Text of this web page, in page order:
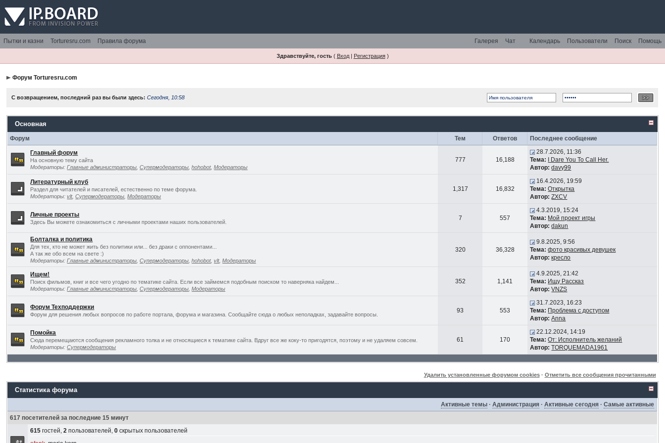
Пытки и казни Torturesru.com Правила форума Помощь
Поиск
Пользователи
Календарь
Чат
Галерея
Здравствуйте, гость( Вход| Регистрация)
Форум Torturesru.com
С возвращением, последний раз вы были здесь:Сегодня, 10:58
Основная
Форум Тем Ответов Последнее сообщение
Главный форум
На основную тему сайта
Модераторы:Главные администраторы ,Супермодераторы ,hohobot,Модераторы
777 16,188
28.7.2026, 11:36
Тема:
I Dare You To Call Her.
Автор: davy99
Литературный клуб
Раздел для читателей и писателей, естественно по теме форума.
Модераторы:vlt,Супермодераторы ,Модераторы
1,317 16,832
16.4.2026, 19:59
Тема: Открытка
Автор: ZXCV
Личные проекты
Здесь Вы можете ознакомиться с личными проектами наших пользователей.
7 557
4.3.2019, 15:24
Тема: Мой проект игры
Автор: dakun
Болталка и политика
Для тех, кто не может жить без политики или... без драки с оппонентами...
А так же обо всем на свете :)
Модераторы:Главные администраторы ,Супермодераторы ,hohobot,vlt,Модераторы
320 36,328
9.8.2025, 9:56
Тема: фото красивых девушек
Автор: кресло
Ищем!
Поиск фильмов, книг и все чего угодно по тематике сайта. Если все займемся подобным поиском то наверняка найдем...
Модераторы:Главные администраторы ,Супермодераторы ,Модераторы
352 1,141
4.9.2025, 21:42
Тема: Ищу Рассказ
Автор: VNZS
Форум Техподдержки
Форум для решения любых вопросов по работе портала, форума и магазина. Сообщайте сюда о любых неполадках, задавайте вопросы.
93 553
31.7.2023, 16:23
Тема: Проблема с доступом
Автор: Anna
Помойка
Сюда перемещаются сообщения рекламного толка и не относящиеся к тематике сайта. Вдруг все же коку-то пригодятся, поэтому и не удаляем совсем.
Модераторы:Супермодераторы
61 170
22.12.2024, 14:19
Тема: От: Исполнитель желаний
Автор: TORQUEMADA1961
Удалить установленные форумом cookies· Отметить все сообщения прочитанными
Статистика форума
Активные темы ·Администрация ·Активные сегодня ·Самые активные
617 посетителей за последние 15 минут
615 гостей,2 пользователей,0 скрытых пользователей